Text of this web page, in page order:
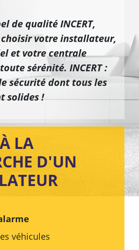
de qualité INCERT,
choisir votre installateur,
et votre centrale
sérénité. INCERT :
sécurité dont tous les
solides !
LA
D'UN
véhicules